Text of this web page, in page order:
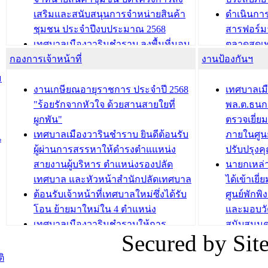
บทความ อื่นๆ ... บทความ อื่นๆ ...
เสริมและสนับสนุนการจำหน่ายสินค้า
ชุมชน ประจำปีงบประมาณ 2568
เทศบาลเมืองวารินชำราบ ลงพื้นที่มอบ
น้ำดื่มแก่ผู้พักอาศัย ณ ศูนย์พักพิง
กองสวัสดิการสังคม เทศบาลเมือง
วารินชำราบ จัดโครงการอบรมอาชีพ
ระยะสั้น ประจำปี 2568 (หลักสูตรการ
ถักทอผลิตภัณฑ์จากถุงพลาสติก)
บทความ อื่นๆ ...
ดำเนินกา
สารฟอร์
ตลาดสดเ
วารินชำร
ถนนแก่เ
เด็กเล็ก
เทศบาลเ
ปรึกษาห
วัยของอ
บทความ อื่นๆ ...
กองการเจ้าหน้าที่
งานเกษียณอายุราชการ ประจำปี 2568
"ร้อยรักจากหัวใจ ด้วยสานสายใยที่
ผูกพัน"
เทศบาลเมืองวารินชำราบ ยินดีต้อนรับ
ผู้ผ่านการสรรหาให้ดำรงตำแแหน่ง
สายงานผู้บริหาร ตำแหน่งรองปลัด
เทศบาล และหัวหน้าสำนักปลัดเทศบาล
ต้อนรับเจ้าหน้าที่เทศบาลใหม่ซึ่งได้รับ
โอน ย้ายมาใหม่ใน 4 ตำแหน่ง
เทศบาลเมืองวารินชำราบให้การ
ต้อนรับพนักงานเทศบาลผู้ผ่านการ
สรรหาให้ดำรงตำแหน่งสายงานผู้
งานป้องกันฯ
เทศบาลเ
พล.ต.ธน
ตรวจเยี่ย
ภายในศู
ปรับปรุง
นายกเห
ได้เข้าเยี่
ศูนย์พักพิ
และมอบ
สนับสนุน
ภัยน้ำท่วม
ภาพบรร
Secured by